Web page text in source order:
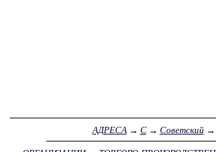
АДРЕСА → С→ Советский→